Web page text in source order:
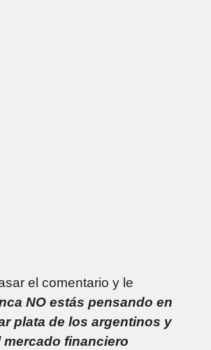
el comentario y le
NO estás pensando en
plata de los argentinos y
financiero